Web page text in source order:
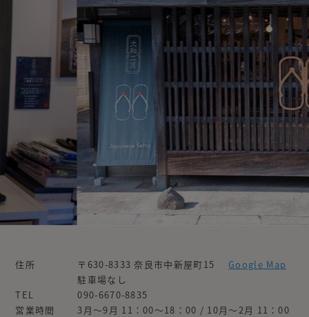
住所 〒630-8333 奈良市中新屋町15
Google Map
駐車場なし
TEL
090-6670-8835
営業時間
3月～9月 11：00～18：00 / 10月～2月 11：00